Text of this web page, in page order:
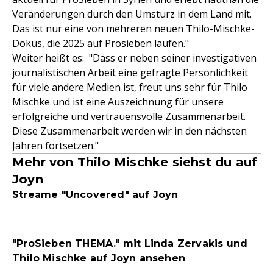
Veränderungen durch den Umsturz in dem Land mit.
Das ist nur eine von mehreren neuen Thilo-Mischke-
Dokus, die 2025 auf Prosieben laufen."
Weiter heißt es: "Dass er neben seiner investigativen
journalistischen Arbeit eine gefragte Persönlichkeit
für viele andere Medien ist, freut uns sehr für Thilo
Mischke und ist eine Auszeichnung für unsere
erfolgreiche und vertrauensvolle Zusammenarbeit.
Diese Zusammenarbeit werden wir in den nächsten
Jahren fortsetzen."
Mehr von Thilo Mischke siehst du auf
Joyn
Streame "Uncovered" auf Joyn
"ProSieben THEMA." mit Linda Zervakis und
Thilo Mischke auf Joyn ansehen